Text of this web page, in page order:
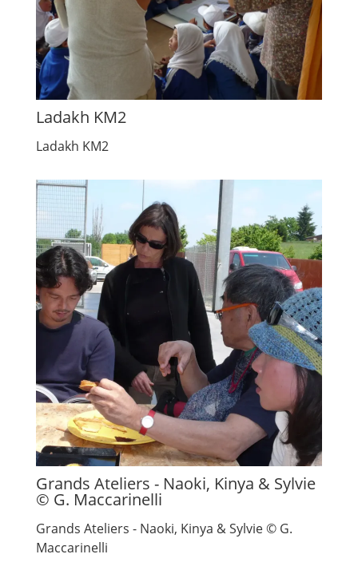
Ladakh KM2
Ladakh KM2
Grands Ateliers - Naoki, Kinya & Sylvie
© G. Maccarinelli
Grands Ateliers - Naoki, Kinya & Sylvie © G.
Maccarinelli